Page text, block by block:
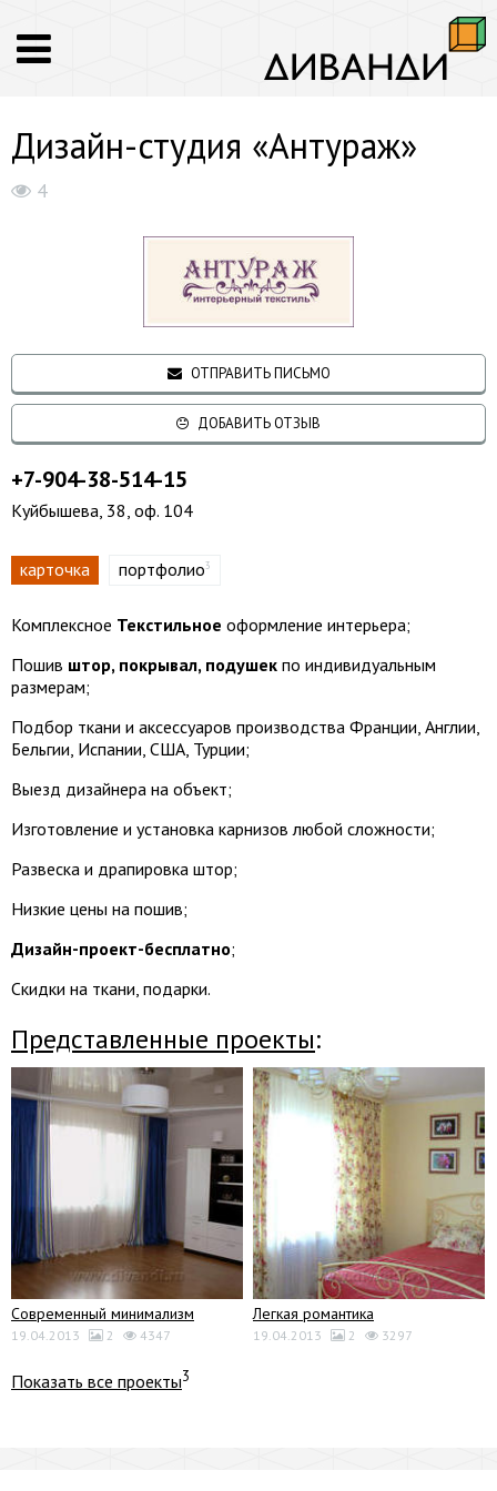
Дизайн-студия «Антураж»
4
ОТПРАВИТЬ ПИСЬМО
ДОБАВИТЬ ОТЗЫВ
+7-904-38-514-15
Куйбышева, 38, оф. 104
карточка портфолио3
Комплексное Текстильное оформление интерьера;
Пошив штор, покрывал, подушек по индивидуальным
размерам;
Подбор ткани и аксессуаров производства Франции, Англии,
Бельгии, Испании, США, Турции;
Выезд дизайнера на объект;
Изготовление и установка карнизов любой сложности;
Развеска и драпировка штор;
Низкие цены на пошив;
Дизайн-проект-бесплатно;
Скидки на ткани, подарки.
Представленные проекты:
Современный минимализм
19.04.2013 2 4347
Легкая романтика
19.04.2013 2 3297
Показать все проекты3